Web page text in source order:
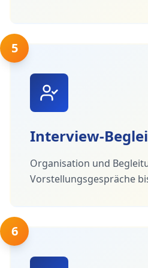
5
Interview-
Organisation und
Vorstellungsgespräche
6